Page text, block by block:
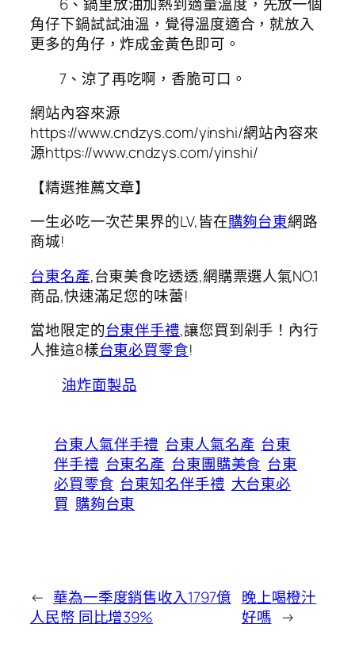
6、鍋里放油加熱到適量溫度，先放一個
角仔下鍋試試油溫，覺得溫度適合，就放入
更多的角仔，炸成金黃色即可。
7、涼了再吃啊，香脆可口。
網站內容來源
https://www.cndzys.com/yinshi/網站內容來
源https://www.cndzys.com/yinshi/
【精選推薦文章】
一生必吃一次芒果界的LV,皆在購夠台東網路
商城!
台東名產,台東美食吃透透,網購票選人氣NO.1
商品,快速滿足您的味蕾!
當地限定的台東伴手禮,讓您買到剁手！內行
人推這8樣台東必買零食!
油炸面製品
台東人氣伴手禮 台東人氣名產 台東
伴手禮 台東名產 台東團購美食 台東
必買零食 台東知名伴手禮 大台東必
買 購夠台東
← 華為一季度銷售收入1797億
人民幣 同比增39%
晚上喝橙汁
好嗎 →